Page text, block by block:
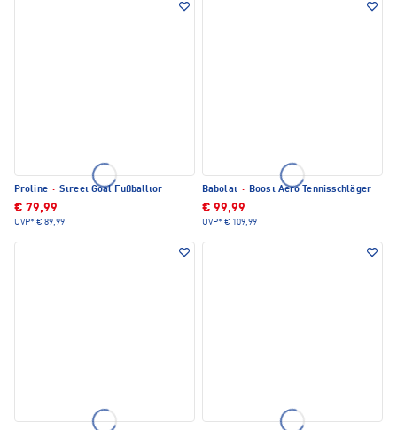
Proline · Street Goal Fußballtor
€ 79,99
UVP* € 89,99
Babolat · Boost Aero Tennisschläger
€ 99,99
UVP* € 109,99